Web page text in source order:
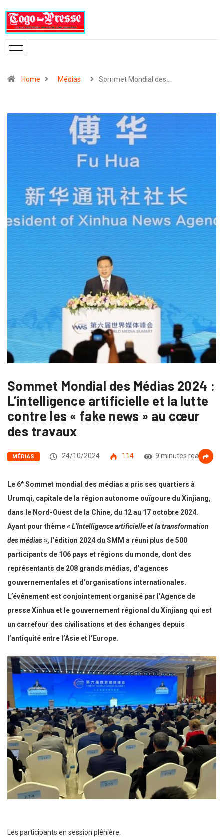
Home Médias Sommet Mondial des…
Sommet Mondial des Médias 2024 :
L’intelligence artificielle et la lutte
contre les « fake news » au cœur
des travaux
MÉDIAS 24/10/2024 114 9 minutes read
Le 6e Sommet mondial des médias a pris ses quartiers à
Urumqi, capitale de la région autonome ouïgoure du Xinjiang,
dans le Nord-Ouest de la Chine, du 12 au 17 octobre 2024.
Ayant pour thème «L’Intelligence artificielle et la transformation
des médias», l’édition 2024 du SMM a réuni plus de 500
participants de 106 pays et régions du monde, dont des
représentants de 208 grands médias, d’agences
gouvernementales et d’organisations internationales.
L’événement est conjointement organisé par l’Agence de
presse Xinhua et le gouvernement régional du Xinjiang qui est
un carrefour des civilisations et des échanges depuis
l’antiquité entre l’Asie et l’Europe.
Les participants en session plénière.